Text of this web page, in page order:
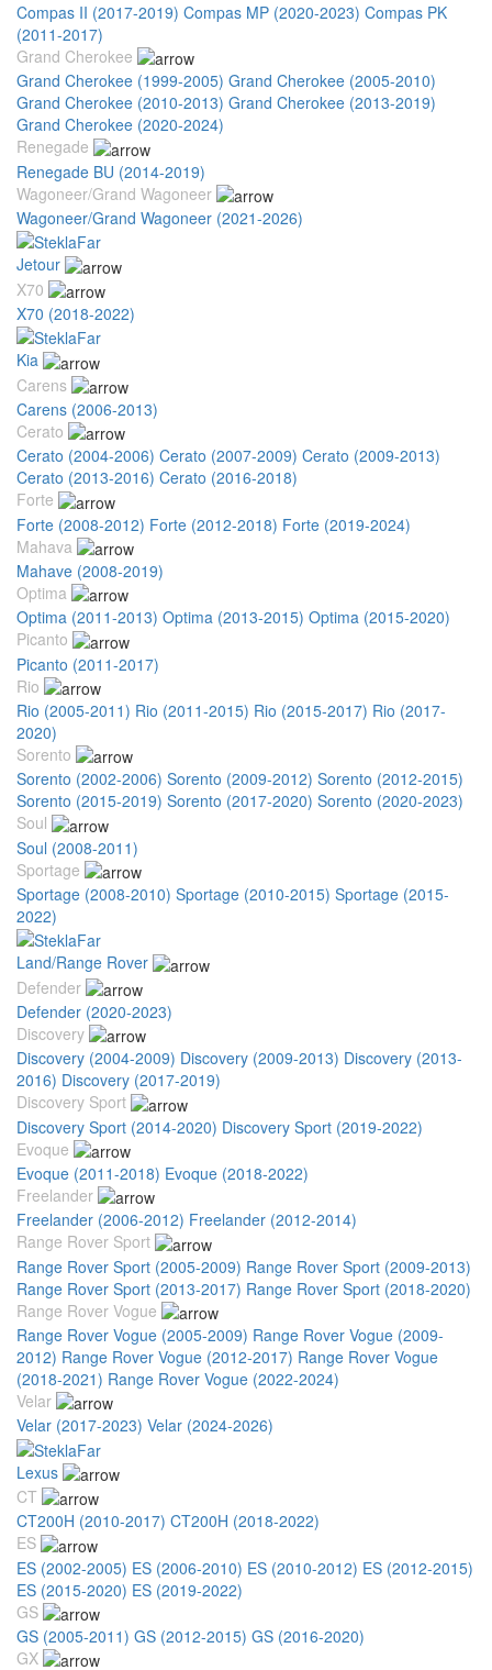
Compas II (2017-2019) Compas MP (2020-2023) Compas PK
(2011-2017)
Grand Cherokee
Grand Cherokee (1999-2005) Grand Cherokee (2005-2010)
Grand Cherokee (2010-2013) Grand Cherokee (2013-2019)
Grand Cherokee (2020-2024)
Renegade
Renegade BU (2014-2019)
Wagoneer/Grand Wagoneer
Wagoneer/Grand Wagoneer (2021-2026)
Jetour
X70
X70 (2018-2022)
Kia
Carens
Carens (2006-2013)
Cerato
Cerato (2004-2006) Cerato (2007-2009) Cerato (2009-2013)
Cerato (2013-2016) Cerato (2016-2018)
Forte
Forte (2008-2012) Forte (2012-2018) Forte (2019-2024)
Mahava
Mahave (2008-2019)
Optima
Optima (2011-2013) Optima (2013-2015) Optima (2015-2020)
Picanto
Picanto (2011-2017)
Rio
Rio (2005-2011) Rio (2011-2015) Rio (2015-2017) Rio (2017-
2020)
Sorento
Sorento (2002-2006) Sorento (2009-2012) Sorento (2012-2015)
Sorento (2015-2019) Sorento (2017-2020) Sorento (2020-2023)
Soul
Soul (2008-2011)
Sportage
Sportage (2008-2010) Sportage (2010-2015) Sportage (2015-
2022)
Land/Range Rover
Defender
Defender (2020-2023)
Discovery
Discovery (2004-2009) Discovery (2009-2013) Discovery (2013-
2016) Discovery (2017-2019)
Discovery Sport
Discovery Sport (2014-2020) Discovery Sport (2019-2022)
Evoque
Evoque (2011-2018) Evoque (2018-2022)
Freelander
Freelander (2006-2012) Freelander (2012-2014)
Range Rover Sport
Range Rover Sport (2005-2009) Range Rover Sport (2009-2013)
Range Rover Sport (2013-2017) Range Rover Sport (2018-2020)
Range Rover Vogue
Range Rover Vogue (2005-2009) Range Rover Vogue (2009-
2012) Range Rover Vogue (2012-2017) Range Rover Vogue
(2018-2021) Range Rover Vogue (2022-2024)
Velar
Velar (2017-2023) Velar (2024-2026)
Lexus
CT
CT200H (2010-2017) CT200H (2018-2022)
ES
ES (2002-2005) ES (2006-2010) ES (2010-2012) ES (2012-2015)
ES (2015-2020) ES (2019-2022)
GS
GS (2005-2011) GS (2012-2015) GS (2016-2020)
GX